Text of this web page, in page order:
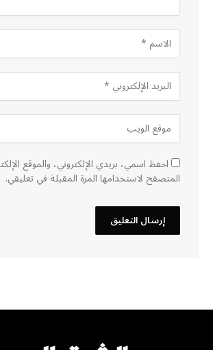
احفظ اسمي، بريدي الإلكتروني، والموقع
المتصفح لاستخدامها المرة المقبلة في تعليقي.